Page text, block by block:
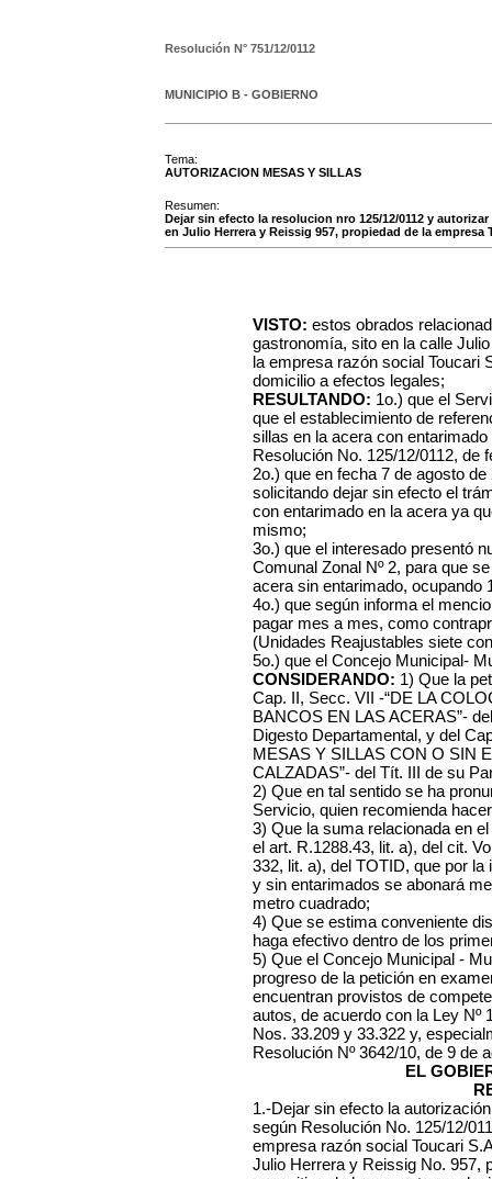
Resolución N° 751/12/0112
MUNICIPIO B - GOBIERNO
Tema:
AUTORIZACION MESAS Y SILLAS
Resumen:
Dejar sin efecto la resolucion nro 125/12/0112 y
en Julio Herrera y Reissig 957, propiedad de la empresa
VISTO: estos obrados
gastronomía, sito en la calle
la empresa razón social Toucari
domicilio a efectos legales;
RESULTANDO: 1o.) que el
que el establecimiento de
sillas en la acera con
Resolución No. 125/12/0112, de
2o.) que en fecha 7 de agosto
solicitando dejar sin efecto el
con entarimado en la acera ya
mismo;
3o.) que el interesado presentó
Comunal Zonal Nº 2, para que
acera sin entarimado, ocupando
4o.) que según informa el
pagar mes a mes, como
(Unidades Reajustables siete
5o.) que el Concejo Municipal-
CONSIDERANDO: 1) Que la
Cap. II, Secc. VII -“DE LA
BANCOS EN LAS ACERAS”-
Digesto Departamental, y del
MESAS Y SILLAS CON O SIN
CALZADAS”- del Tít. III de su
2) Que en tal sentido se ha
Servicio, quien recomienda
3) Que la suma relacionada en
el art. R.1288.43, lit. a), del cit.
332, lit. a), del TOTID, que por
y sin entarimados se abonará
metro cuadrado;
4) Que se estima conveniente
haga efectivo dentro de los
5) Que el Concejo Municipal -
progreso de la petición en
encuentran provistos de
autos, de acuerdo con la Ley Nº
Nos. 33.209 y 33.322 y,
Resolución Nº 3642/10, de 9 de
EL
1.-Dejar sin efecto la
según Resolución No. 125/12/
empresa razón social Toucari
Julio Herrera y Reissig No. 957,